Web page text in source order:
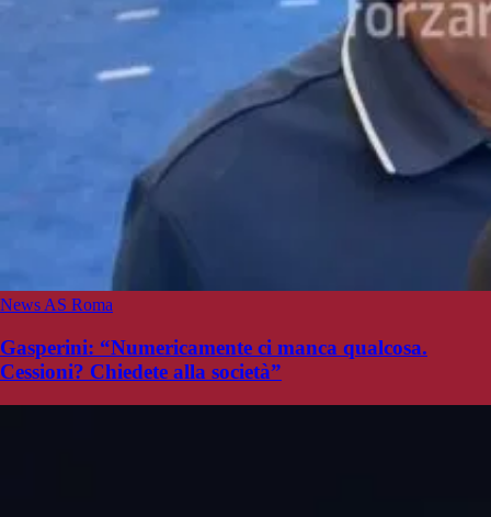
News AS Roma
Gasperini: “Numericamente ci manca qualcosa.
Cessioni? Chiedete alla società”